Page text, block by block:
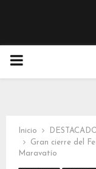
PRIMARY
Inicio
Gran cierre del
Maravatío